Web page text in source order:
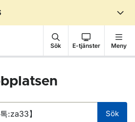
Sök E-tjänster Meny
Sök